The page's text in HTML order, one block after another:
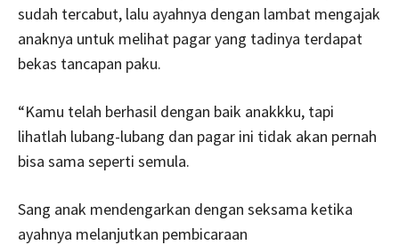
sudah tercabut, lalu ayahnya dengan lambat mengajak
anaknya untuk melihat pagar yang tadinya terdapat
bekas tancapan paku.
“Kamu telah berhasil dengan baik anakkku, tapi
lihatlah lubang-lubang dan pagar ini tidak akan pernah
bisa sama seperti semula.
Sang anak mendengarkan dengan seksama ketika
ayahnya melanjutkan pembicaraan